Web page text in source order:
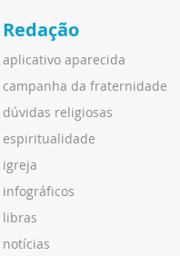
Redação
aplicativo aparecida
campanha da fraternidade
dúvidas religiosas
espiritualidade
igreja
infográficos
libras
notícias